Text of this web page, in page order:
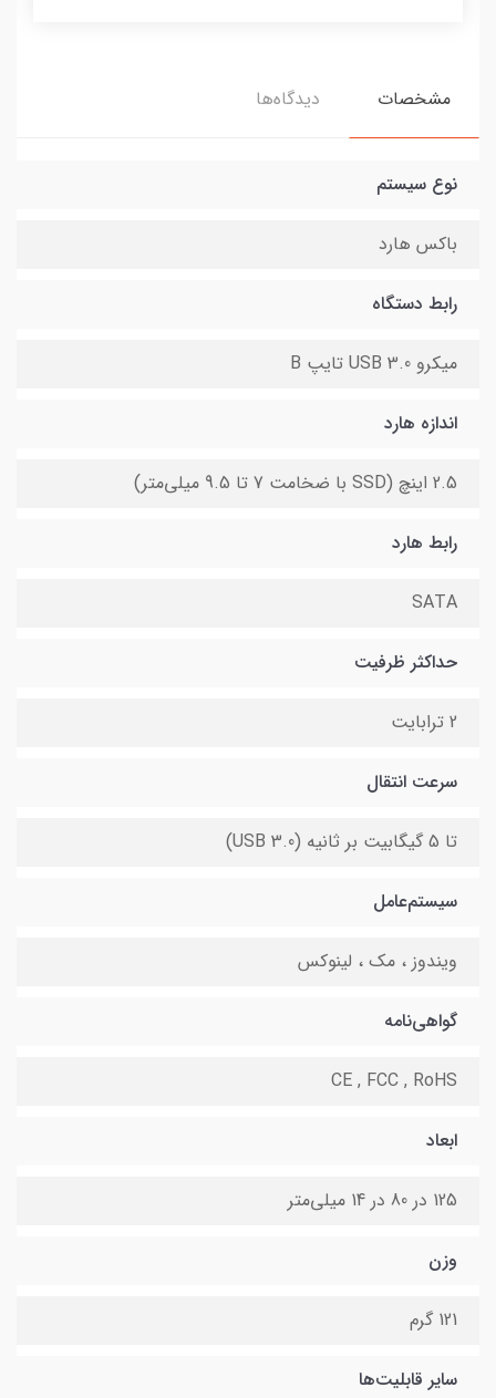
مشخصات دیدگاه‌ها
نوع سیستم
باکس هارد
رابط دستگاه
میکرو USB 3.0 تایپ B
اندازه هارد
2.5 اینچ (SSD با ضخامت 7 تا 9.5 میلی‌متر)
رابط هارد
SATA
حداکثر ظرفیت
2 ترابایت
سرعت انتقال
تا 5 گیگابیت بر ثانیه (USB 3.0)
سیستم‌عامل
ویندوز ، مک ، لینوکس
گواهی‌نامه
CE , FCC , RoHS
ابعاد
125 در 80 در 14 میلی‌متر
وزن
121 گرم
سایر قابلیت‌ها